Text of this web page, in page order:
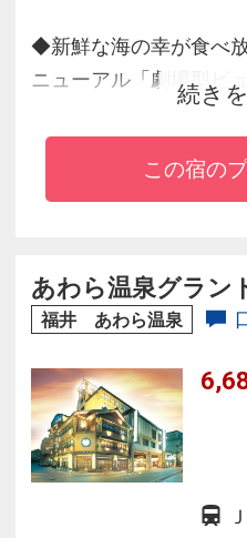
◆新鮮な海の幸が食べ
ニューアル「劇場型ビ
◆北陸最大級の庭園露
高の贅沢です
◆清風荘の温泉は源泉
の成分を洗い流さない
続き
この宿の
あわら温泉グラン
福井 あわら温泉